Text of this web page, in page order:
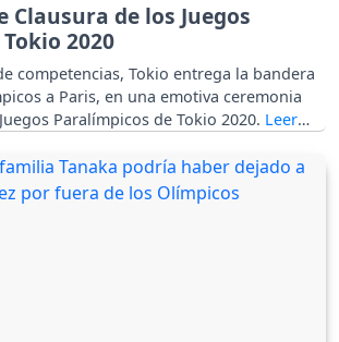
Clausura de los Juegos
2020
competencias, Tokio entrega la bandera
a Paris, en una emotiva ceremonia
Paralímpicos de Tokio 2020.